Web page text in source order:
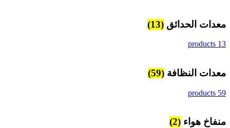
معدات الحدائق (13)
13 products
معدات النظافة (59)
59 products
منفاخ هواء (2)